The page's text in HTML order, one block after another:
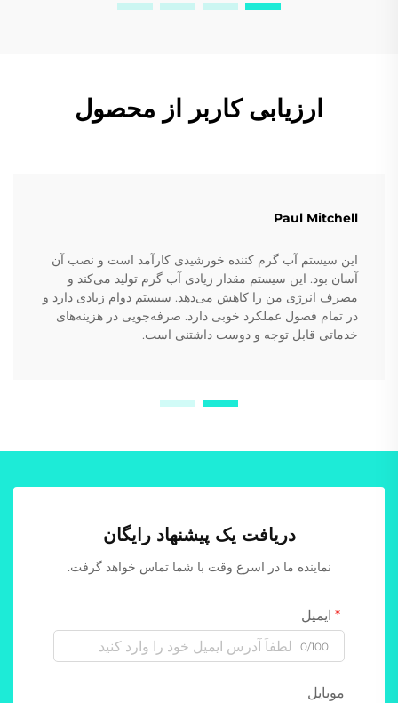
ارزیابی کاربر از محصول
Paul Mitchell
این سیستم آب گرم کننده خورشیدی کارآمد است و نصب آن
آسان بود. این سیستم مقدار زیادی آب گرم تولید می‌کند و
مصرف انرژی من را کاهش می‌دهد. سیستم دوام زیادی دارد و
در تمام فصول عملکرد خوبی دارد. صرفه‌جویی در هزینه‌های
خدماتی قابل توجه و دوست داشتنی است.
دریافت یک پیشنهاد رایگان
نماینده ما در اسرع وقت با شما تماس خواهد گرفت.
ایمیل
0/100
موبایل